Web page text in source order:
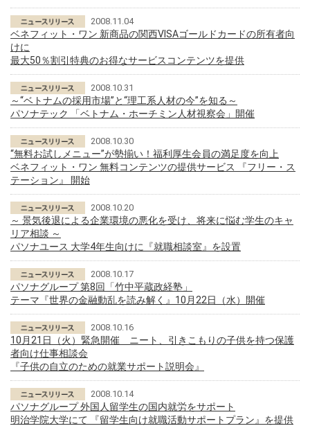
2008.11.04
ベネフィット・ワン 新商品の関西VISAゴールドカードの所有者向
けに
最大50％割引特典のお得なサービスコンテンツを提供
2008.10.31
～“ベトナムの採用市場”と“理工系人材の今”を知る～
パソナテック 「ベトナム・ホーチミン人材視察会」開催
2008.10.30
“無料お試しメニュー”が勢揃い！福利厚生会員の満足度を向上
ベネフィット・ワン 無料コンテンツの提供サービス 『フリー・ス
テーション』 開始
2008.10.20
～ 景気後退による企業環境の悪化を受け、将来に悩む学生のキャ
リア相談 ～
パソナユース 大学4年生向けに『就職相談室』を設置
2008.10.17
パソナグループ 第8回「竹中平蔵政経塾」
テーマ『世界の金融動乱を読み解く』10月22日（水）開催
2008.10.16
10月21日（火）緊急開催 ニート、引きこもりの子供を持つ保護
者向け仕事相談会
『子供の自立のための就業サポート説明会』
2008.10.14
パソナグループ 外国人留学生の国内就労をサポート
明治学院大学にて 『留学生向け就職活動サポートプラン』を提供